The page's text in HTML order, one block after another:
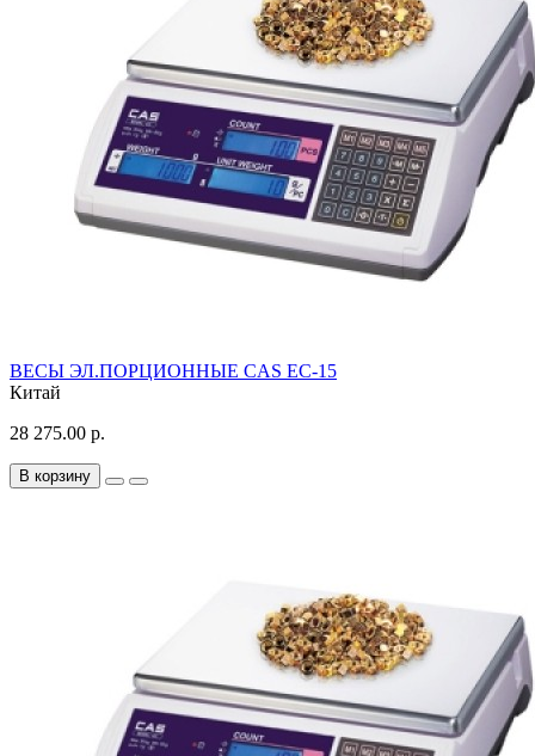
ВЕСЫ ЭЛ.ПОРЦИОННЫЕ CAS EC-15
Китай
28 275.00 р.
В корзину